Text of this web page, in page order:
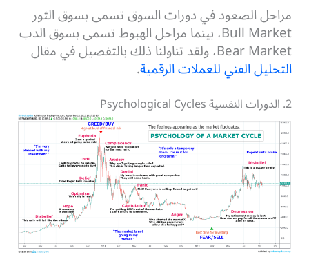
مراحل الصعود في دورات السوق تسمى بسوق الثور
Bull Market، بينما مراحل الهبوط تسمى بسوق الدب
Bear Market، ولقد تناولنا ذلك بالتفصيل في مقال
التحليل الفني للعملات الرقمية.
2. الدورات النفسية Psychological Cycles